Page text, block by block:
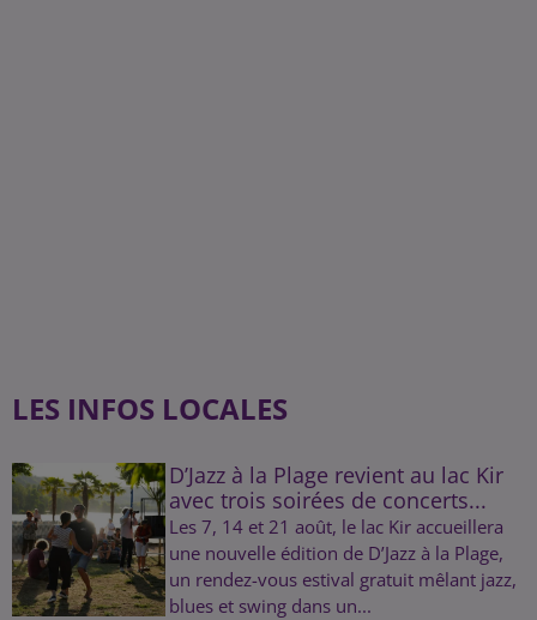
LES INFOS LOCALES
D’Jazz à la Plage revient au lac Kir
avec trois soirées de concerts...
Les 7, 14 et 21 août, le lac Kir accueillera
une nouvelle édition de D’Jazz à la Plage,
un rendez-vous estival gratuit mêlant jazz,
blues et swing dans un...